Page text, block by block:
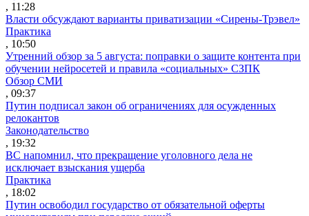
, 11:28
Власти обсуждают варианты приватизации «Сирены-Трэвел»
Практика
, 10:50
Утренний обзор за 5 августа: поправки о защите контента при
обучении нейросетей и правила «социальных» СЗПК
Обзор СМИ
, 09:37
Путин подписал закон об ограничениях для осужденных
релокантов
Законодательство
, 19:32
ВС напомнил, что прекращение уголовного дела не
исключает взыскания ущерба
Практика
, 18:02
Путин освободил государство от обязательной оферты